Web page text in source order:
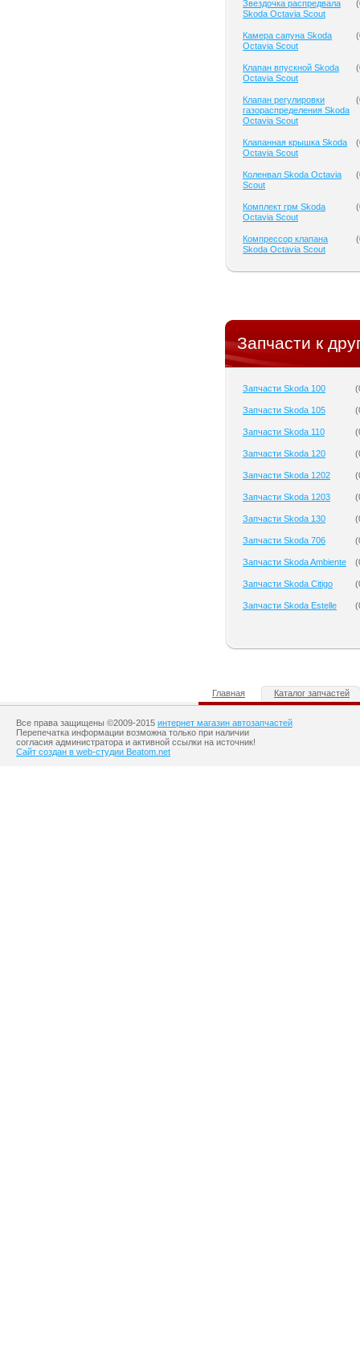
Звездочка распредвала
Skoda Octavia Scout
(
Камера сапуна Skoda
Octavia Scout
(
Клапан впускной Skoda
Octavia Scout
(
Клапан регулировки
газораспределения Skoda
Octavia Scout
(
Клапанная крышка Skoda
Octavia Scout
(
Коленвал Skoda Octavia
Scout
(
Комплект грм Skoda
Octavia Scout
(
Компрессор клапана
Skoda Octavia Scout
(
Запчасти к
Запчасти Skoda 100 (
Запчасти Skoda 105 (
Запчасти Skoda 110 (
Запчасти Skoda 120 (
Запчасти Skoda 1202 (
Запчасти Skoda 1203 (
Запчасти Skoda 130 (
Запчасти Skoda 706 (
Запчасти Skoda Ambiente (
Запчасти Skoda Citigo (
Запчасти Skoda Estelle (
Главная Каталог запчастей
Все права защищены ©2009-2015 интернет магазин автозапчастей
Перепечатка информации возможна только при наличии
согласия администратора и активной ссылки на источник!
Сайт создан в web-студии Beatom.net